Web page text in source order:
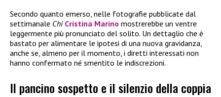
Secondo quanto emerso, nelle fotografie pubblicate dal
settimanale Chi Cristina Marino mostrerebbe un ventre
leggermente più pronunciato del solito. Un dettaglio che è
bastato per alimentare le ipotesi di una nuova gravidanza,
anche se, almeno per il momento, i diretti interessati non
hanno confermato né smentito le indiscrezioni.
Il pancino sospetto e il silenzio della coppia